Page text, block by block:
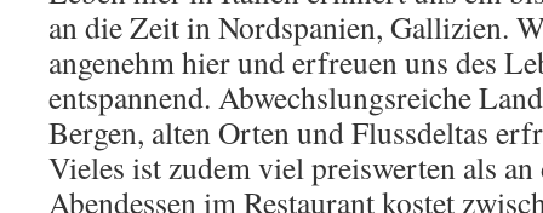
an die Zeit in Nordspanien, Gallizien.
angenehm hier und erfreuen uns des
entspannend. Abwechslungsreiche
Bergen, alten Orten und Flussdeltas
Vieles ist zudem viel preiswerten als
Abendessen im Restaurant kostet